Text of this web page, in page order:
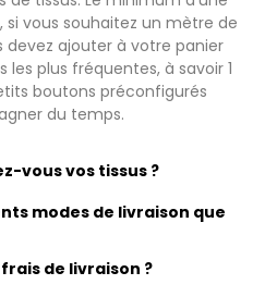
si vous souhaitez un mètre de
devez ajouter à votre panier
les plus fréquentes, à savoir 1
boutons préconfigurés
du temps.
vous vos tissus ?
modes de livraison que
de livraison ?